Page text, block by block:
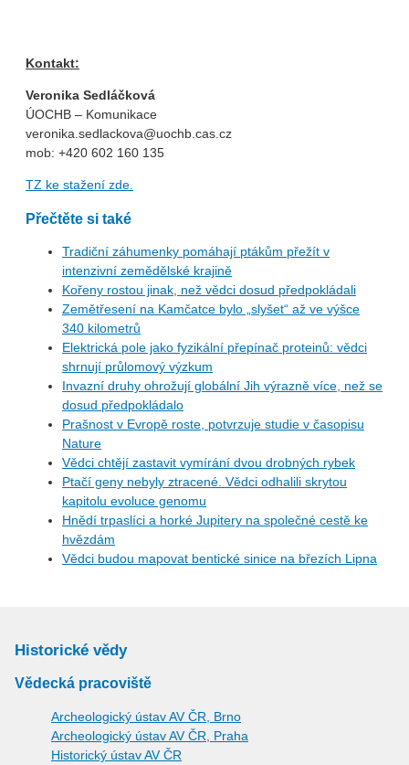
Kontakt:
Veronika Sedláčková
ÚOCHB – Komunikace
veronika.sedlackova@uochb.cas.cz
mob: +420 602 160 135
TZ ke stažení zde.
Přečtěte si také
Tradiční záhumenky pomáhají ptákům přežít v
intenzivní zemědělské krajině
Kořeny rostou jinak, než vědci dosud předpokládali
Zemětřesení na Kamčatce bylo „slyšet“ až ve výšce
340 kilometrů
Elektrická pole jako fyzikální přepínač proteinů: vědci
shrnují průlomový výzkum
Invazní druhy ohrožují globální Jih výrazně více, než se
dosud předpokládalo
Prašnost v Evropě roste, potvrzuje studie v časopisu
Nature
Vědci chtějí zastavit vymírání dvou drobných rybek
Ptačí geny nebyly ztracené. Vědci odhalili skrytou
kapitolu evoluce genomu
Hnědí trpaslíci a horké Jupitery na společné cestě ke
hvězdám
Vědci budou mapovat bentické sinice na březích Lipna
Historické vědy
Vědecká pracoviště
Archeologický ústav AV ČR, Brno
Archeologický ústav AV ČR, Praha
Historický ústav AV ČR